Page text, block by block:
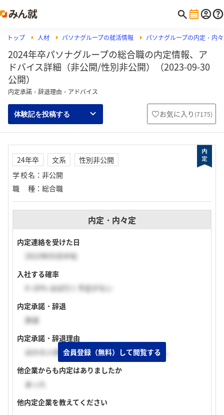
トップ 人材 パソナグループの就活情報 パソナグループの内定・内
2024年卒パソナグループの総合職の内定情報、ア
ドバイス詳細（非公開/性別非公開）（2023-09-30
公開）
内定承諾・辞退理由・アドバイス
体験記を投稿する お気に入り (7175)
24年卒 文系
性別非公開
学校名 ： 非公開
職種 ： 総合職
内定・内々定
内定連絡を受けた日
2023年05月中旬
入社する確率
0~20% ほぼ行く予定がない
内定承諾・辞退
辞退
内定承諾・辞退理由
ほかの人材系の会社に内定をいただいたため。
他企業からも内定はありましたか
あった
他内定企業を教えてください
会員登録（無料）して閲覧する